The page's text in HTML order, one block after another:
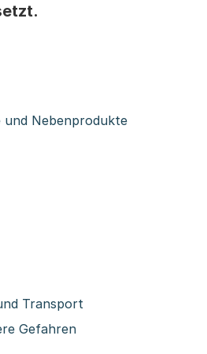
und Nebenprodukte
Transport
Gefahren